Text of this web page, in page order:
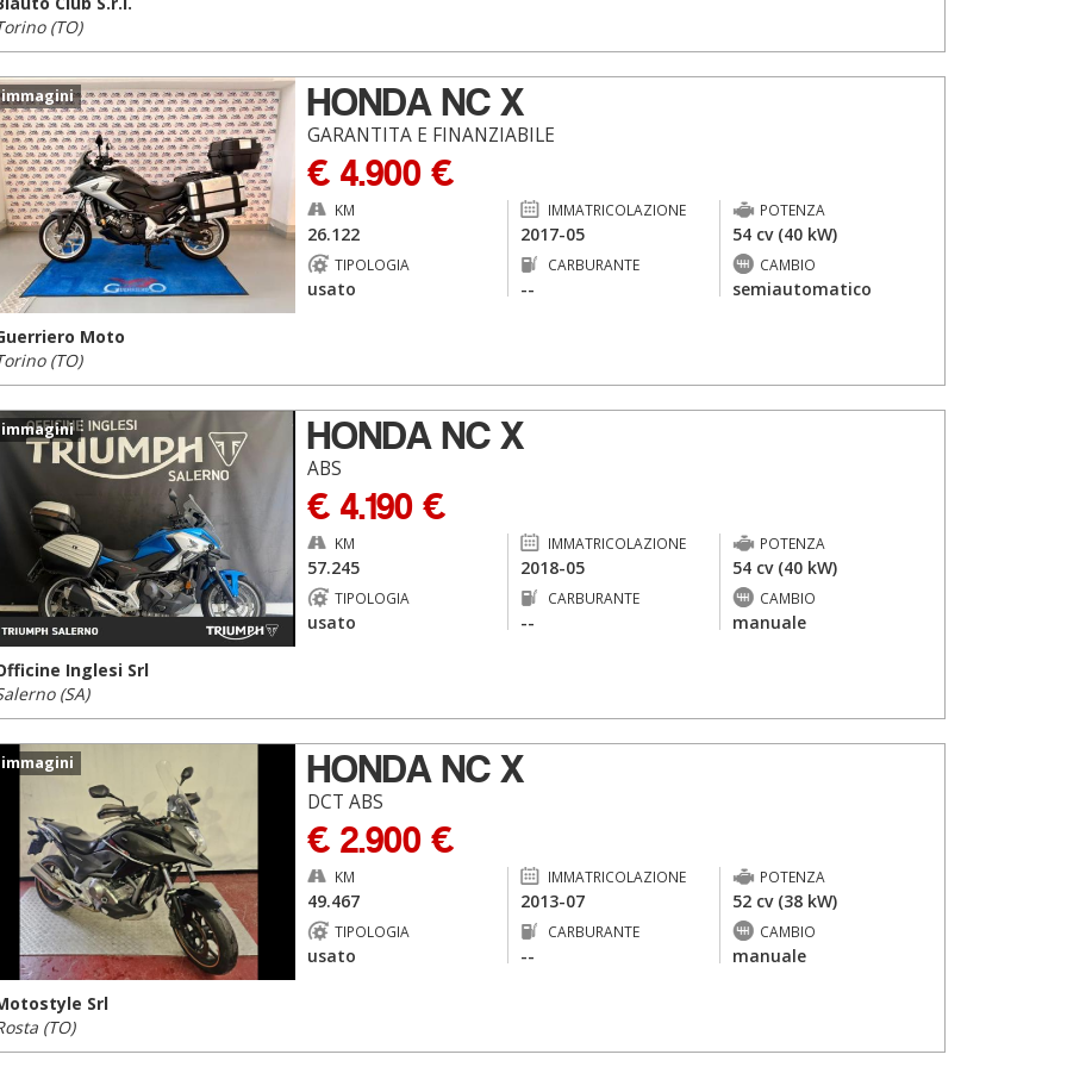
(TO)
immagini HONDA NC X
GARANTITA E FINANZIABILE
€ 4.900 €
KM
26.122
IMMATRICOLAZIONE
2017-05
POTENZA
54 cv (40 kW)
TIPOLOGIA
usato
CARBURANTE
--
CAMBIO
semiautomatico
Moto
(TO)
immagini HONDA NC X
ABS
€ 4.190 €
KM
57.245
IMMATRICOLAZIONE
2018-05
POTENZA
54 cv (40 kW)
TIPOLOGIA
usato
CARBURANTE
--
CAMBIO
manuale
Inglesi Srl
(SA)
immagini HONDA NC X
DCT ABS
€ 2.900 €
KM
49.467
IMMATRICOLAZIONE
2013-07
POTENZA
52 cv (38 kW)
TIPOLOGIA
usato
CARBURANTE
--
CAMBIO
manuale
Srl
(TO)